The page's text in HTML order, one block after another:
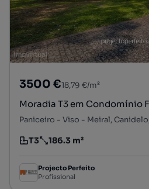
3500 €18,79 €/m²
Moradia T3 em Condomínio
Tipologia
T3
Preço por metro quadrado
186.3 m²
Projecto Perfeito
Profissional